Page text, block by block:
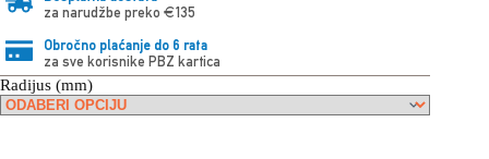
za narudžbe preko €135
Obročno plaćanje do 6 rata
za sve korisnike PBZ kartica
Radijus (mm)